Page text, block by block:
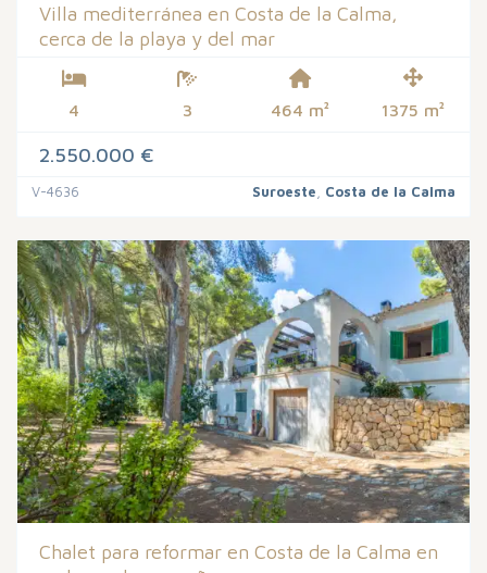
Villa mediterránea en Costa de la Calma,
cerca de la playa y del mar
4 3 464 m² 1375 m²
2.550.000 €
V-4636 Suroeste Costa de la Calma
Chalet para reformar en Costa de la Calma en